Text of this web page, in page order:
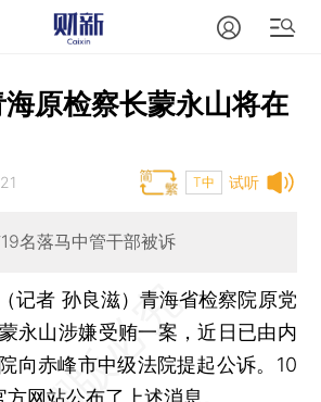
原检察长蒙永山将在
试听
T中
名落马中管干部被诉
记者 孙良滋） 青海省检察院原党
永山涉嫌受贿一案，近日已由内
向赤峰市中级法院提起公诉。10
网站公布了上述消息。